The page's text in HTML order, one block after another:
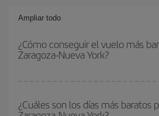
Ampliar todo
¿Cómo conseguir el vuelo más
Zaragoza-Nueva York?
y conseguir el vuelo más barato si evitas
compras con antelación y puedes ser
¿Cuáles son los días más baratos